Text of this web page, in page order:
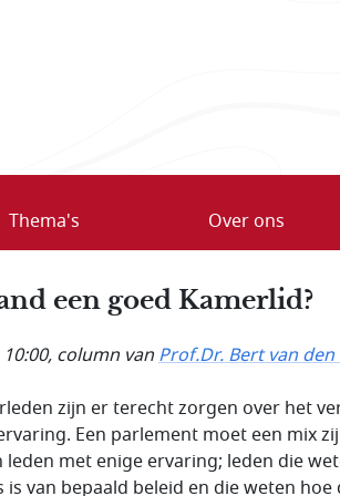
Thema's Over ons
een goed Kamerlid?
, column vanProf.Dr. Bert van den
zijn er terecht zorgen over het
Een parlement moet een mix
met enige ervaring; leden die
van bepaald beleid en die weten hoe